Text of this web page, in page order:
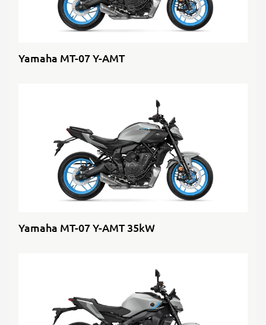
Yamaha MT-07 Y-AMT
Yamaha MT-07 Y-AMT 35kW